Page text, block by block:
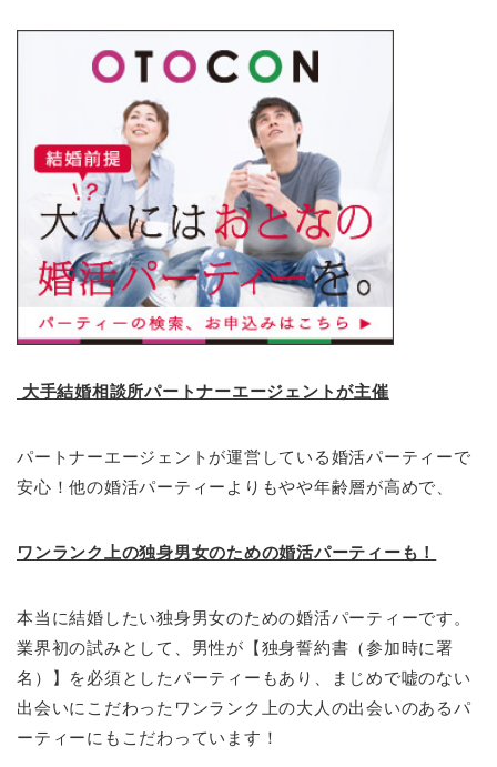
大手結婚相談所パートナーエージェントが主催
パートナーエージェントが運営している婚活パーティーで
安心！他の婚活パーティーよりもやや年齢層が高めで、
ワンランク上の独身男女のための婚活パーティーも！
本当に結婚したい独身男女のための婚活パーティーです。
業界初の試みとして、男性が【独身誓約書（参加時に署
名）】を必須としたパーティーもあり、まじめで嘘のない
出会いにこだわったワンランク上の大人の出会いのあるパ
ーティーにもこだわっています！